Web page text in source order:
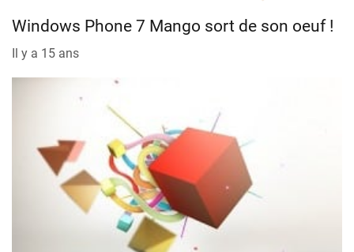
Windows Phone 7 Mango sort de son oeuf !
Il y a 15 ans